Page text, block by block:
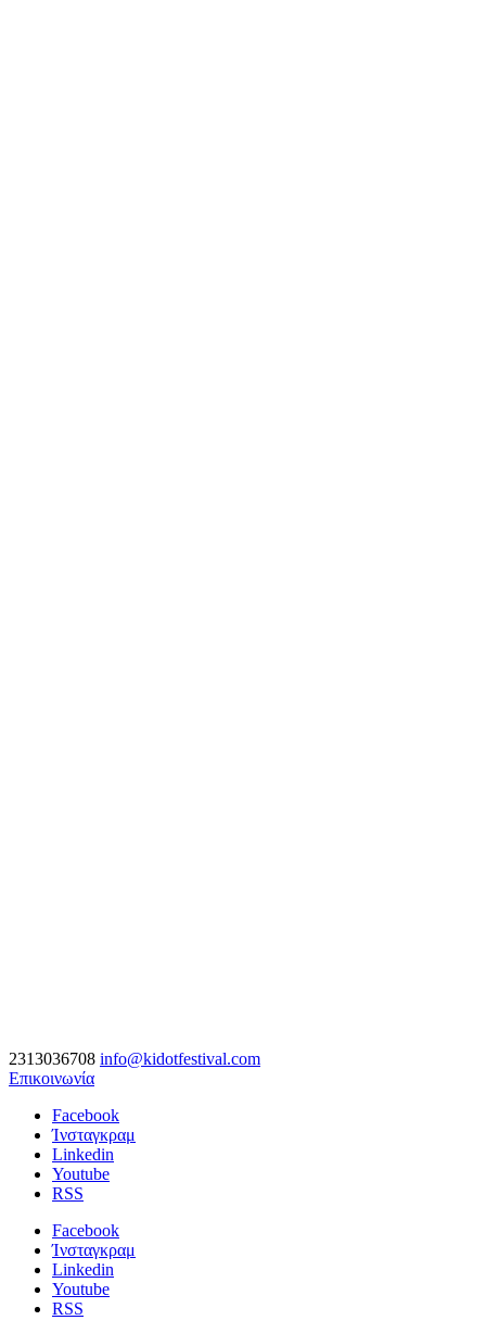
2313036708 info@kidotfestival.com
Επικοινωνία
Facebook
Ίνσταγκραμ
Linkedin
Youtube
RSS
Facebook
Ίνσταγκραμ
Linkedin
Youtube
RSS